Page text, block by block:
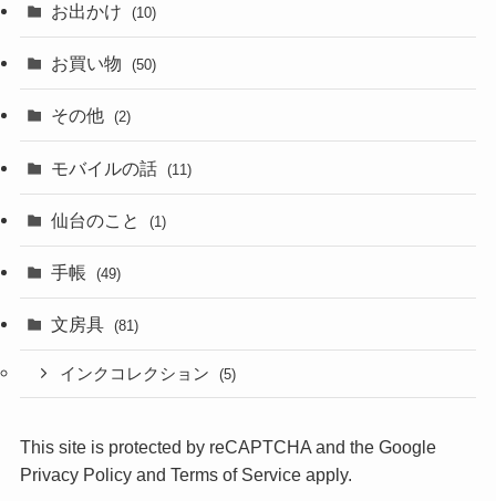
お出かけ (10)
お買い物 (50)
その他 (2)
モバイルの話 (11)
仙台のこと (1)
手帳 (49)
文房具 (81)
インクコレクション (5)
This site is protected by reCAPTCHA and the Google
Privacy Policyand Terms of Serviceapply.